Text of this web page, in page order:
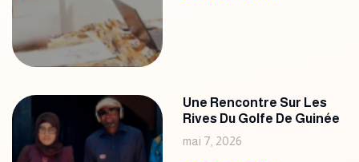
Une Rencontre Sur Les
Rives Du Golfe De Guinée
mai 7, 2026